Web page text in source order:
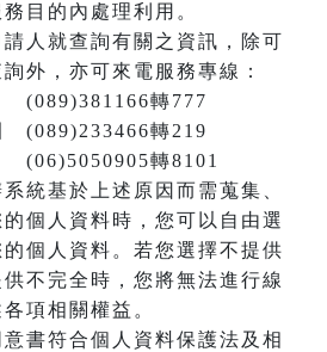
目的內處理利用。
人就查詢有關之資訊，除可
外，亦可來電服務專線：
轉777
(089)233466轉219
轉8101
統基於上述原因而需蒐集、
個人資料時，您可以自由選
個人資料。若您選擇不提供
不完全時，您將無法進行線
項相關權益。
書符合個人資料保護法及相